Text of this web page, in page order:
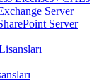
Server
Server